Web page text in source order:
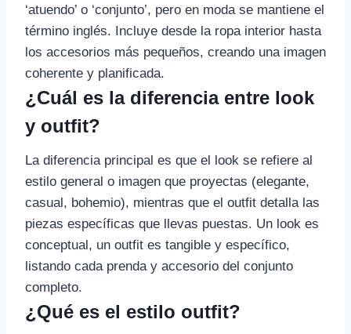
‘atuendo’ o ‘conjunto’, pero en moda se mantiene el
término inglés. Incluye desde la ropa interior hasta
los accesorios más pequeños, creando una imagen
coherente y planificada.
¿Cuál es la diferencia entre look
y outfit?
La diferencia principal es que el look se refiere al
estilo general o imagen que proyectas (elegante,
casual, bohemio), mientras que el outfit detalla las
piezas específicas que llevas puestas. Un look es
conceptual, un outfit es tangible y específico,
listando cada prenda y accesorio del conjunto
completo.
¿Qué es el estilo outfit?